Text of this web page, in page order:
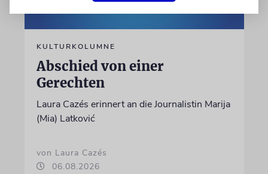
KULTURKOLUMNE
Abschied von einer
Gerechten
Laura Cazés erinnert an die Journalistin Marija
(Mia) Latković
von Laura Cazés
06.08.2026